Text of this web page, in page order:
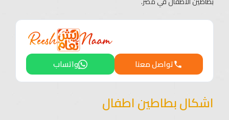
واتساب تواصل معنا
اشكال بطاطين اطفال​